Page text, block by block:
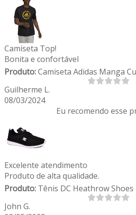
Camiseta Top!
Bonita e confortável
Produto:Camiseta Adidas Manga
Guilherme L.
08/03/2024
Eu recomendo esse
Excelente atendimento
Produto de alta qualidade.
Produto:Tênis DC Heathrow Shoes
John G.